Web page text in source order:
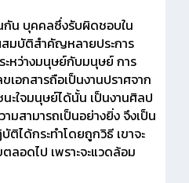
น บุคคลซึ่งรับผิดชอบใน
มบัติสำคัญหลายประการ
ะหว่างมนุษย์กับมนุษย์ การ
ขเอกสารถือเป็นงานปราศจาก
ะใจมนุษย์ได้นั้น เป็นงานศิลป
มสามารถเป็นอย่างยิ่ง จึงเป็น
ได้กระทำโดยถูกวิธี เขาจะ
ลอดไป เพราะจะแวดล้อม